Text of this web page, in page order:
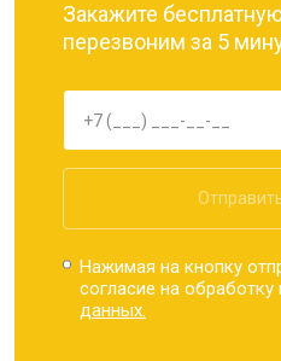
Закажите
перезвоним за 5
Нажимая на кнопку
согласие на
данных.